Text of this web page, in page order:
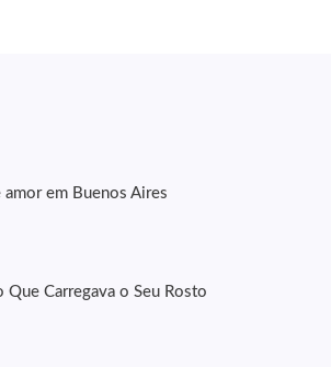
amor em Buenos Aires
Que Carregava o Seu Rosto